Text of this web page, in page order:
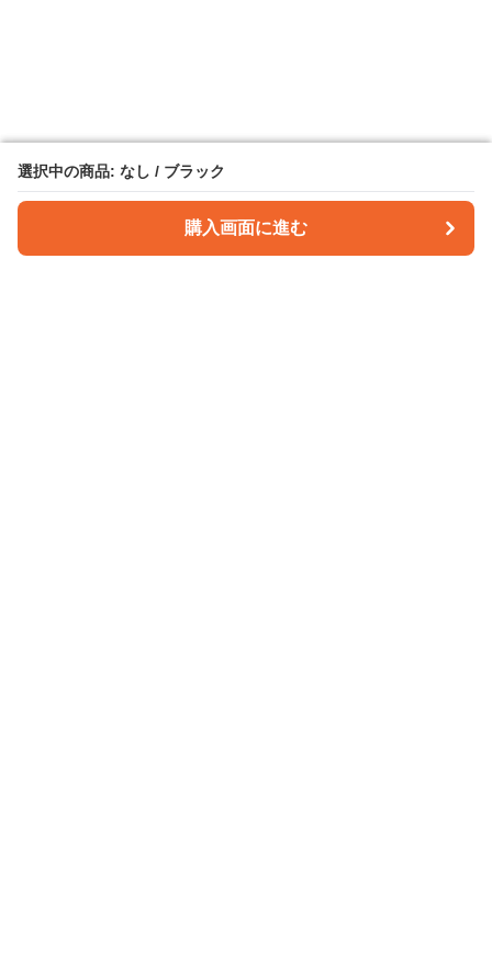
選択中の商品: なし / ブラック
購入画面に進む
選択中の商品: なし / ブラック
購入画面に進む